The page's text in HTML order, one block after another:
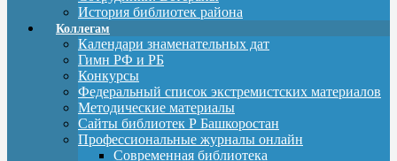
История библиотек района
Коллегам
Календари знаменательных дат
Гимн РФ и РБ
Конкурсы
Федеральный список экстремистских материалов
Методические материалы
Сайты библиотек Р Башкоростан
Профессиональные журналы онлайн
Современная библиотека